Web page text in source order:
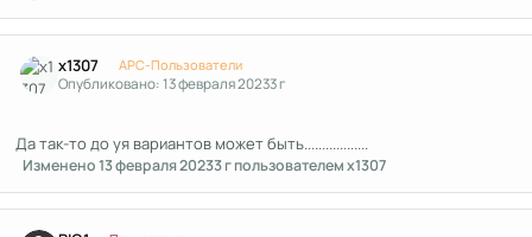
x1307 APC-Пользователи
Опубликовано:13 февраля 20233 г
Да так-то до уя вариантов может быть..................
Изменено13 февраля 20233 гпользователем x1307